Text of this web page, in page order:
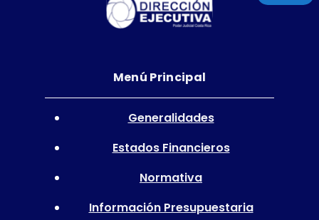
Menú Principal
Generalidades
Estados Financieros
Normativa
Información Presupuestaria